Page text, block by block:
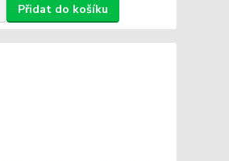
Přidat do košíku